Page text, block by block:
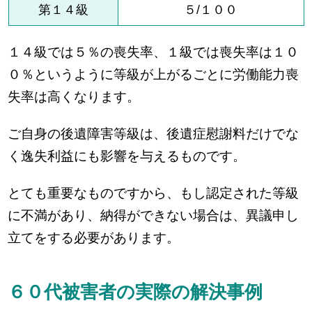
第１４級 ５/１００
１４級では５％の喪失率、１級では喪失率は１０
０％というように等級が上がるごとに労働能力喪
失率は高くなります。
ご自身の後遺障害等級は、後遺症慰謝料だけでな
く逸失利益にも影響を与えるものです。
とても重要なものですから、もし認定された等級
に不満があり、納得ができない場合は、異議申し
立てをする必要があります。
６０代被害者の実際の解決事例